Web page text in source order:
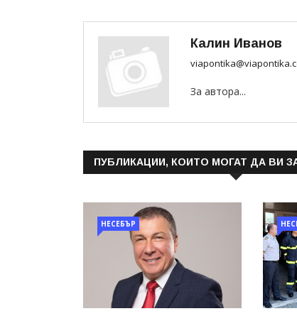
Калин Иванов
За автора...
ПУБЛИКАЦИИ, КОИТО МОГАТ ДА ВИ
НЕСЕБЪР